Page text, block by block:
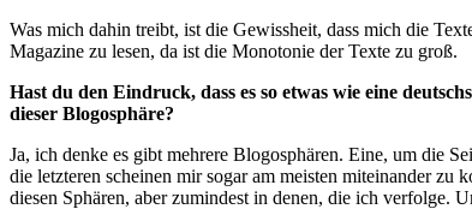
Was mich dahin treibt, ist die Gewissheit, dass mich die
Magazine zu lesen, da ist die Monotonie der Texte zu groß.
Hast du den Eindruck, dass es so etwas wie eine
dieser Blogosphäre?
Ja, ich denke es gibt mehrere Blogosphären. Eine, um die
die letzteren scheinen mir sogar am meisten miteinander
diesen Sphären, aber zumindest in denen, die ich verfolge.